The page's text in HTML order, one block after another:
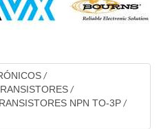
/
/
NPN TO-3P/